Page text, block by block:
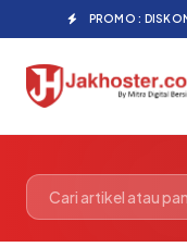
PROMO :